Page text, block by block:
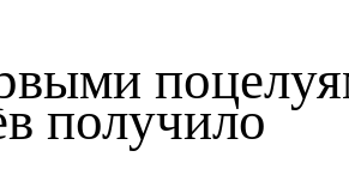
получило